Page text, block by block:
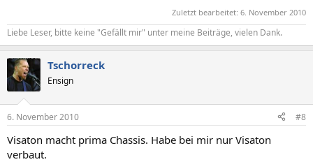
Zuletzt bearbeitet: 6. November 2010
Liebe Leser, bitte keine "Gefällt mir" unter meine Beiträge, vielen Dank.
Tschorreck
Ensign
6. November 2010 #8
Visaton macht prima Chassis. Habe bei mir nur Visaton
verbaut.